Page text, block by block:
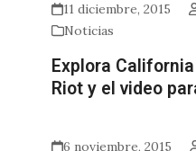
11 diciembre, 2015
Noticias
Explora
Riot y el video
6 noviembre, 2015